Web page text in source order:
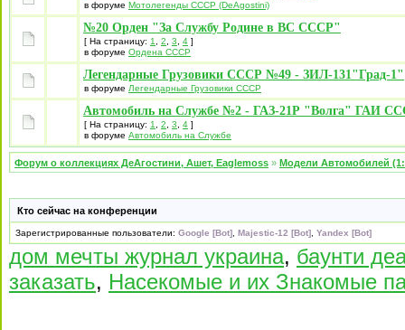
в форуме Мотолегенды СССР (DeAgostini)
№20 Орден "За Службу Родине в ВС СССР"
[ На страницу: 1 2 3 4 ]
в форуме Ордена СССР
Легендарные Грузовики СССР №49 - ЗИЛ-131"Град-1"
в форуме Легендарные Грузовики СССР
Автомобиль на Службе №2 - ГАЗ-21Р "Волга" ГАИ
[ На страницу: 1 2 3 4 ]
в форуме Автомобиль на Службе
Форум о коллекциях ДеАгостини, Ашет, Eaglemoss » Модели Автомобилей
Кто сейчас на конференции
Зарегистрированные пользователи: Google [Bot] Majestic-12 [Bot] Yandex [Bot]
дом мечты журнал украина, баунти
заказать, Насекомые и их Знакомые